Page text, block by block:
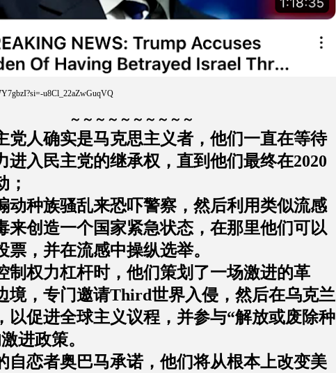
u8Cl_22aZwGuqVQ
～～～～～～～～～～
党人确实是马克思主义者，他们一直在等待
进入民主党的继承权，直到他们最终在2020
；
动种族骚乱来恐吓警察，然后利用类似流感
来创造一个国家紧急状态，在那里他们可以
票，并在流感中操纵选举。
制权力杠杆时，他们策划了一场激进的革
境，专门邀请Third世界入侵，然后在乌克兰
以促进全球主义议程，并参与“解放或废除种
进政策。
自恋者奥巴马承诺，他们将从根本上改变美